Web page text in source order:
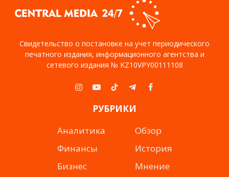
Свидетельство о постановке на учет периодического
печатного издания, информационного агентства и
сетевого издания № KZ10VPY00111108
Instagram
YouTubeTikTokTelegramFacebook
РУБРИКИ
Аналитика
Финансы
Бизнес
Обзор
История
Мнение